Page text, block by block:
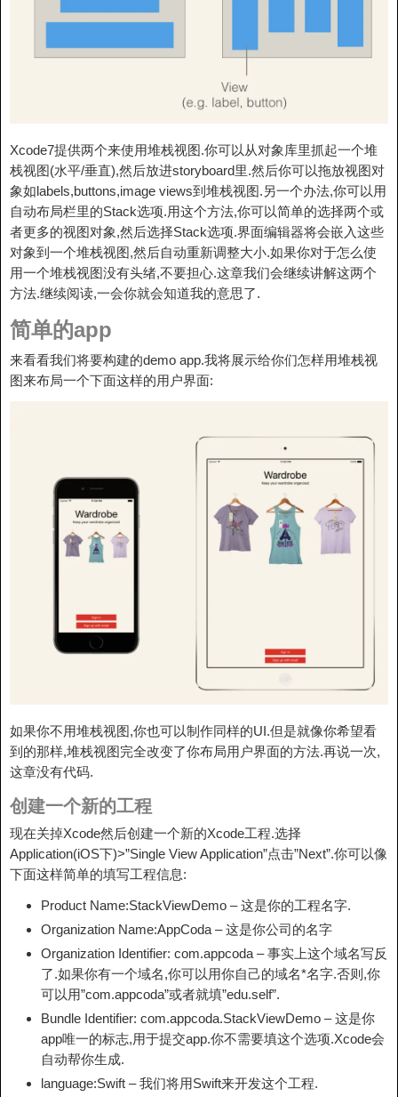
Xcode7提供两个来使用堆栈视图.你可以从对象库里抓起一个堆
栈视图(水平/垂直),然后放进storyboard里.然后你可以拖放视图对
象如labels,buttons,image views到堆栈视图.另一个办法,你可以用
自动布局栏里的Stack选项.用这个方法,你可以简单的选择两个或
者更多的视图对象,然后选择Stack选项.界面编辑器将会嵌入这些
对象到一个堆栈视图,然后自动重新调整大小.如果你对于怎么使
用一个堆栈视图没有头绪,不要担心.这章我们会继续讲解这两个
方法.继续阅读,一会你就会知道我的意思了.
简单的app
来看看我们将要构建的demo app.我将展示给你们怎样用堆栈视
图来布局一个下面这样的用户界面:
如果你不用堆栈视图,你也可以制作同样的UI.但是就像你希望看
到的那样,堆栈视图完全改变了你布局用户界面的方法.再说一次,
这章没有代码.
创建一个新的工程
现在关掉Xcode然后创建一个新的Xcode工程.选择
Application(iOS下)>”Single View Application”点击”Next”.你可以像
下面这样简单的填写工程信息:
Product Name:StackViewDemo – 这是你的工程名字.
Organization Name:AppCoda – 这是你公司的名字
Organization Identifier: com.appcoda – 事实上这个域名写反
了.如果你有一个域名,你可以用你自己的域名*名字.否则,你
可以用”com.appcoda”或者就填”edu.self”.
Bundle Identifier: com.appcoda.StackViewDemo – 这是你
app唯一的标志,用于提交app.你不需要填这个选项.Xcode会
自动帮你生成.
language:Swift – 我们将用Swift来开发这个工程.